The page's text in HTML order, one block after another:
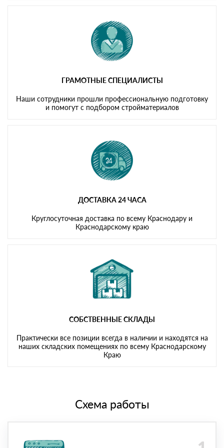
ГРАМОТНЫЕ СПЕЦИАЛИСТЫ
Наши сотрудники прошли профессиональную подготовку
и помогут с подбором стройматериалов
ДОСТАВКА 24 ЧАСА
Круглосуточная доставка по всему Краснодару и
Краснодарскому краю
СОБСТВЕННЫЕ СКЛАДЫ
Практически все позиции всегда в наличии и находятся на
наших складских помещениях по всему Краснодарскому
Краю
Схема работы